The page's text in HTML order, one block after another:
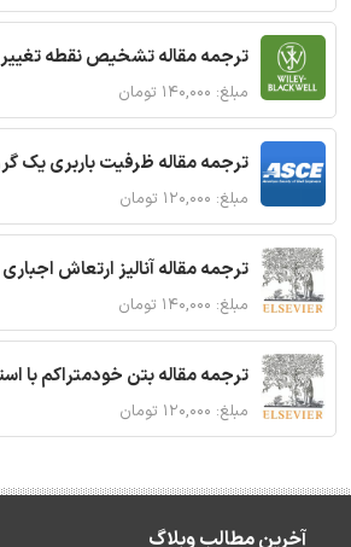
ترجمه مقاله تشخیص نقطه تغییر
مبلغ: ۱۴۰,۰۰۰ تومان
ترجمه مقاله ظرفیت باربری یک
مبلغ: ۱۲۰,۰۰۰ تومان
ترجمه مقاله آنالیز ارتعاش
مبلغ: ۱۴۰,۰۰۰ تومان
ترجمه مقاله بتن خودمتراکم با
مبلغ: ۱۲۰,۰۰۰ تومان
آخرین مطالب وبلاگ